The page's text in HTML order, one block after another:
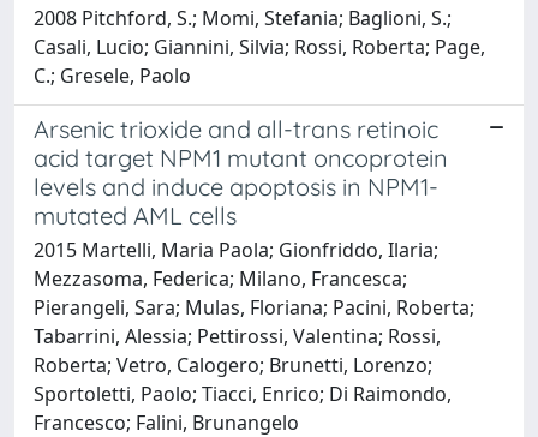
2008 Pitchford, S.; Momi, Stefania; Baglioni, S.;
Casali, Lucio; Giannini, Silvia; Rossi, Roberta; Page,
C.; Gresele, Paolo
Arsenic trioxide and all-trans retinoic
acid target NPM1 mutant oncoprotein
levels and induce apoptosis in NPM1-
mutated AML cells
2015 Martelli, Maria Paola; Gionfriddo, Ilaria;
Mezzasoma, Federica; Milano, Francesca;
Pierangeli, Sara; Mulas, Floriana; Pacini, Roberta;
Tabarrini, Alessia; Pettirossi, Valentina; Rossi,
Roberta; Vetro, Calogero; Brunetti, Lorenzo;
Sportoletti, Paolo; Tiacci, Enrico; Di Raimondo,
Francesco; Falini, Brunangelo